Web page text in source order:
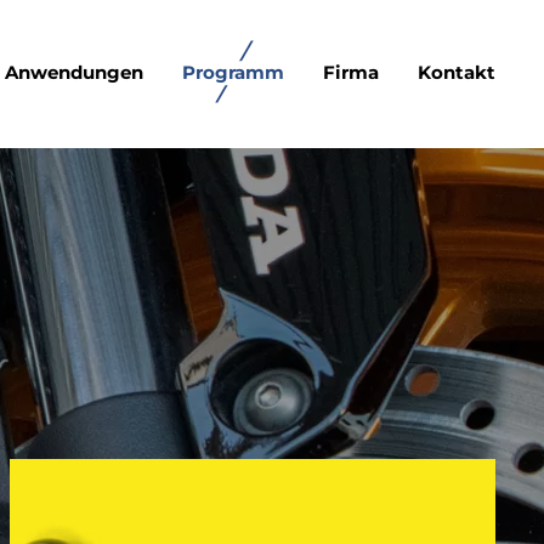
Anwendungen Programm Firma Kontakt